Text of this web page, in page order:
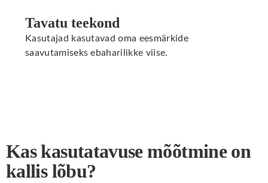
Tavatu teekond
Kasutajad kasutavad oma eesmärkide
saavutamiseks ebaharilikke viise.
Kas kasutatavuse mõõtmine on
kallis lõbu?